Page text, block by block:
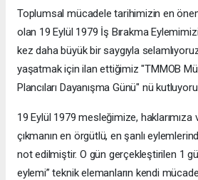
Toplumsal mücadele tarihimizin en
olan 19 Eylül 1979 İş Bırakma
kez daha büyük bir saygıyla
yaşatmak için ilan ettiğimiz "TMMOB
Plancıları Dayanışma Günü" nü
19 Eylül 1979 mesleğimize,
çıkmanın en örgütlü, en şanlı
not edilmiştir. O gün gerçekleştirilen 1
eylemi” teknik elemanların kendi